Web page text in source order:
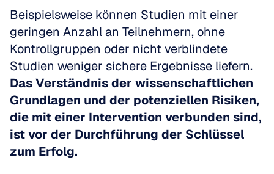
Beispielsweise können Studien mit einer
geringen Anzahl an Teilnehmern, ohne
Kontrollgruppen oder nicht verblindete
Das Verständnis der wissenschaftlichen
Grundlagen und der potenziellen Risiken,
die mit einer Intervention verbunden sind,
ist vor der Durchführung der Schlüssel
zum Erfolg.